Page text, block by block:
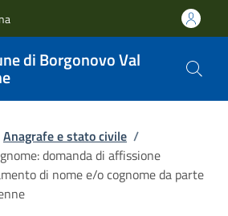
di Borgonovo Val
Anagrafe e stato civile /
domanda di affissione
di nome e/o cognome da parte